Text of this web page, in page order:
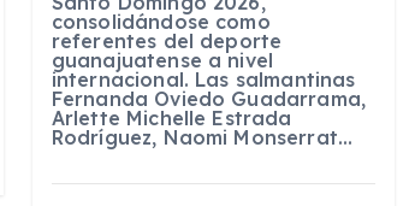
consolidándose como
referentes del deporte
guanajuatense a nivel
internacional. Las salmantinas
Fernanda Oviedo Guadarrama,
Arlette Michelle Estrada
Rodríguez, Naomi Monserrat…